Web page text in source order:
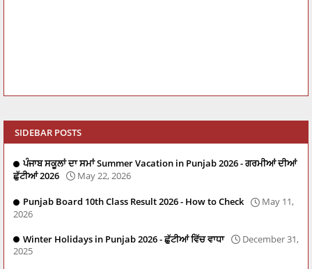
SIDEBAR POSTS
ਪੰਜਾਬ ਸਕੂਲਾਂ ਦਾ ਸਮਾਂ Summer Vacation in Punjab 2026 - ਗਰਮੀਆਂ ਦੀਆਂ
ਛੁੱਟੀਆਂ 2026
May 22, 2026
Punjab Board 10th Class Result 2026 - How to Check
May 11,
2026
Winter Holidays in Punjab 2026 - ਛੁੱਟੀਆਂ ਵਿੱਚ ਵਾਧਾ
December 31,
2025